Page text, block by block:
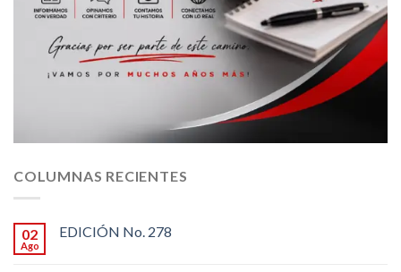
COLUMNAS RECIENTES
02
Ago
EDICIÓN No. 278